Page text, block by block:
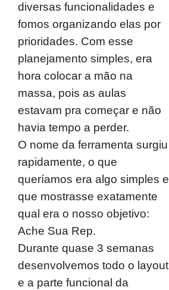
diversas funcionalidades e
fomos organizando elas por
prioridades. Com esse
planejamento simples, era
hora colocar a mão na
massa, pois as aulas
estavam pra começar e não
havia tempo a perder.
O nome da ferramenta surgiu
rapidamente, o que
queríamos era algo simples e
que mostrasse exatamente
qual era o nosso objetivo:
Ache Sua Rep.
Durante quase 3 semanas
desenvolvemos todo o layout
e a parte funcional da